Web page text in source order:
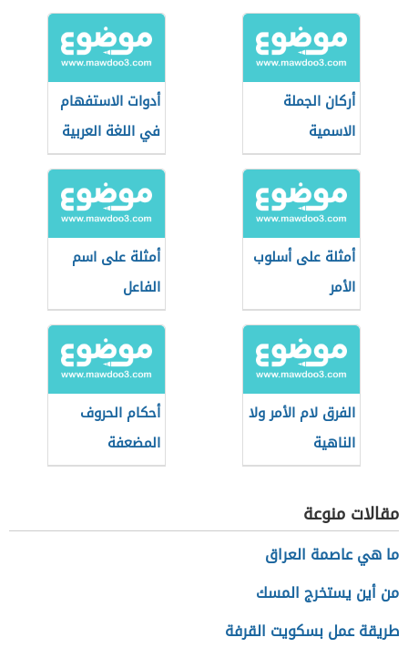
أركان الجملة
الاسمية
أدوات الاستفهام
في اللغة العربية
أمثلة على أسلوب
الأمر
أمثلة على اسم
الفاعل
الفرق لام الأمر ولا
الناهية
أحكام الحروف
المضعفة
مقالات منوعة
ما هي عاصمة العراق
من أين يستخرج المسك
طريقة عمل بسكويت القرفة